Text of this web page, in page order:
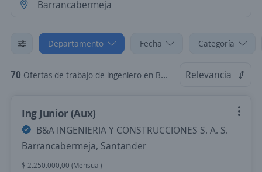
Departamento Fecha Categoría
70 Ofertas de trabajo de ingeniero en Barrancabermeja, Santander Relevancia
Ing Junior (Aux)
B&A INGENIERIA Y CONSTRUCCIONES S. A. S.
Barrancabermeja, Santander
$ 2.250.000,00 (Mensual)